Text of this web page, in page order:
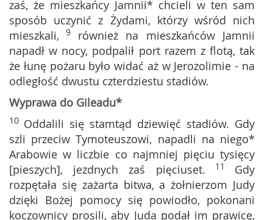
zaś, że mieszkańcy Jamnii* chcieli w ten sam
sposób uczynić z Żydami, którzy wśród nich
mieszkali, 9 również na mieszkańców Jamnii
napadł w nocy, podpalił port razem z flotą, tak
że łunę pożaru było widać aż w Jerozolimie - na
odległość dwustu czterdziestu stadiów.
Wyprawa do Gileadu*
10 Oddalili się stamtąd dziewięć stadiów. Gdy
szli przeciw Tymoteuszowi, napadli na niego*
Arabowie w liczbie co najmniej pięciu tysięcy
[pieszych], jezdnych zaś pięciuset. 11 Gdy
rozpętała się zażarta bitwa, a żołnierzom Judy
dzięki Bożej pomocy się powiodło, pokonani
koczownicy prosili, aby Juda podał im prawicę,